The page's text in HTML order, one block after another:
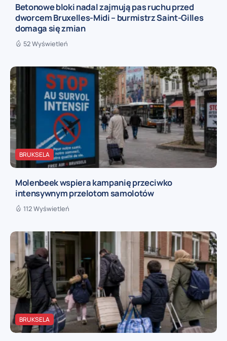
Betonowe bloki nadal zajmują pas ruchu przed
dworcem Bruxelles-Midi – burmistrz Saint-Gilles
domaga się zmian
52 Wyświetleń
BRUKSELA
Molenbeek wspiera kampanię przeciwko
intensywnym przelotom samolotów
112 Wyświetleń
BRUKSELA